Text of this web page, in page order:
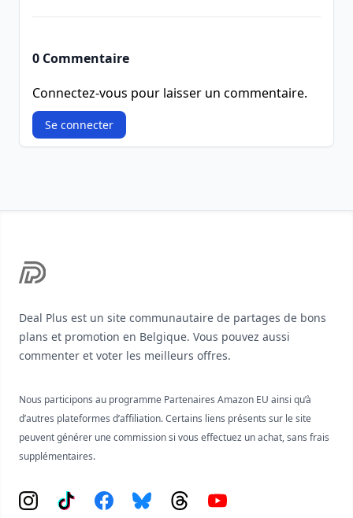
0 Commentaire
Connectez-vous pour laisser un commentaire.
Se connecter
Deal Plus est un site communautaire de partages de bons
plans et promotion en Belgique. Vous pouvez aussi
commenter et voter les meilleurs offres.
Nous participons au programme Partenaires Amazon EU ainsi qu’à
d’autres plateformes d’affiliation. Certains liens présents sur le site
peuvent générer une commission si vous effectuez un achat, sans frais
supplémentaires.
Instagram
Tiktok FacebookBlueskyThreadsYouTube